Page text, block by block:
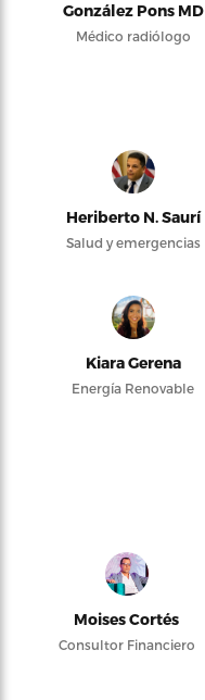
González Pons MD
Médico radiólogo
Heriberto N. Saurí
Salud y emergencias
Kiara Gerena
Energía Renovable
Moises Cortés
Consultor Financiero